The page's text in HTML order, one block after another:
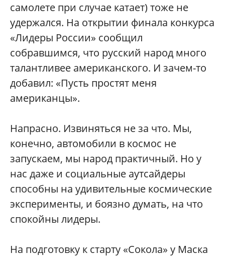
самолете при случае катает) тоже не
удержался. На открытии финала конкурса
«Лидеры России» сообщил
собравшимся, что русский народ много
талантливее американского. И зачем-то
добавил: «Пусть простят меня
американцы».
Напрасно. Извиняться не за что. Мы,
конечно, автомобили в космос не
запускаем, мы народ практичный. Но у
нас даже и социальные аутсайдеры
способны на удивительные космические
эксперименты, и боязно думать, на что
спокойны лидеры.
На подготовку к старту «Сокола» у Маска